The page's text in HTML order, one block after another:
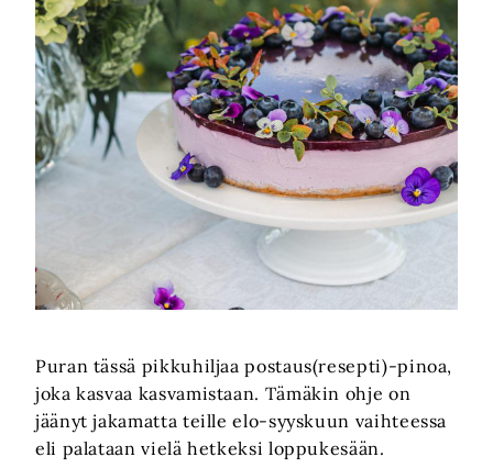
Puran tässä pikkuhiljaa postaus(resepti)-pinoa,
joka kasvaa kasvamistaan. Tämäkin ohje on
jäänyt jakamatta teille elo-syyskuun vaihteessa
eli palataan vielä hetkeksi loppukesään.